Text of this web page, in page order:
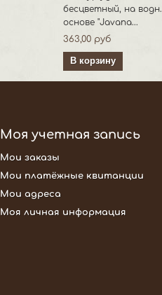
бесцветный, на водн.
основе "Javana...
363,00 руб
В корзину
Моя учетная запись
Мои заказы
Мои платёжные квитанции
Мои адреса
Моя личная информация